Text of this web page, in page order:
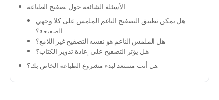
الأسئلة الشائعة حول تصفيح الطباعة
هل يمكن تطبيق التصفيح الناعم الملمس على كلا وجهي
الصفيحة؟
هل الملمس الناعم هو نفسه التصفيح غير اللامع؟
هل يؤثر التصفيح على إعادة تدوير الكتاب؟
هل أنت مستعد لبدء مشروع الطباعة الخاص بك؟